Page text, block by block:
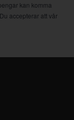
kan komma
accepterar att vår